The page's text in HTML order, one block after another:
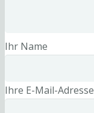
Ihr Name
Ihre E-Mail-Adresse